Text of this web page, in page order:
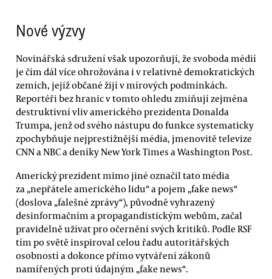
Nové výzvy
Novinářská sdružení však upozorňují, že svoboda médií
je čím dál více ohrožována i v relativně demokratických
zemích, jejíž občané žijí v mírových podmínkách.
Reportéři bez hranic v tomto ohledu zmiňují zejména
destruktivní vliv amerického prezidenta Donalda
Trumpa, jenž od svého nástupu do funkce systematicky
zpochybňuje nejprestižnější média, jmenovitě televize
CNN a NBC a deníky New York Times a Washington Post.
Americký prezident mimo jiné označil tato média
za „nepřátele amerického lidu“ a pojem „fake news“
(doslova „falešné zprávy“), původně vyhrazený
desinformačním a propagandistickým webům, začal
pravidelně užívat pro očernění svých kritiků. Podle RSF
tím po světě inspiroval celou řadu autoritářských
osobností a dokonce přímo vytváření zákonů
namířených proti údajným „fake news“.